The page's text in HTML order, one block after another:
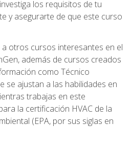
los requisitos de tu
y asegurarte de que este curso
otros cursos interesantes en el
además de cursos creados
como Técnico
se ajustan a las habilidades en
trabajas en este
la certificación HVAC de la
(EPA, por sus siglas en